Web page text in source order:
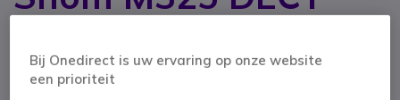
SKU SMM325 // Referentie fabrikant: 3955 -SNOMM525
De basis voor een volledige telefoonoplossing
Bij Onedirect is uw ervaring op onze website
een prioriteit